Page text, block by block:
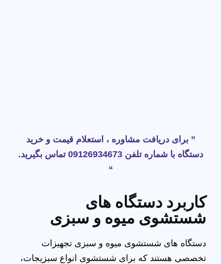
” برای دریافت مشاوره ، استعلام قیمت و خرید
دستگاه با شماره تلفن 09126934673 تماس بگیرید.
“
کاربرد دستگاه های
شستشوی میوه و سبزی
دستگاه های شستشوی میوه و سبزی تجهیزات
تخصصی هستند که برای شستشوی انواع سبزیجات،